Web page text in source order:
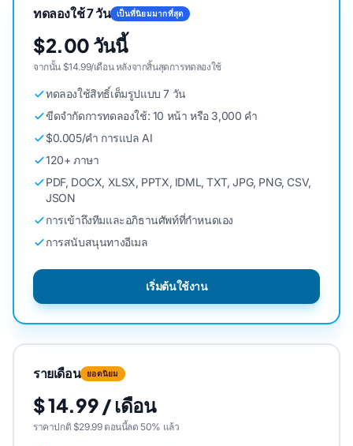
ทดลองใช้ 7 วัน เป็นที่นิยมมากที่สุด
$2.00 วันนี้
จากนั้น $14.99/เดือน หลังจากสิ้นสุดการทดลองใช้
ทดลองใช้สิทธิ์เต็มรูปแบบ 7 วัน
ขีดจํากัดการทดลองใช้: 10 หน้า หรือ 3,000 คํา
$0.005/คํา การแปล AI
120+ ภาษา
PDF, DOCX, XLSX, PPTX, IDML, TXT, JPG, PNG, CSV,
JSON
การเข้าถึงทีมและอภิธานศัพท์ที่กําหนดเอง
การสนับสนุนทางอีเมล
เริ่มต้นใช้งาน
รายเดือน ยอดนิยม
$ 14.99 / เดือน
ราคาปกติ $29.99 ตอนนี้ลด 50% แล้ว